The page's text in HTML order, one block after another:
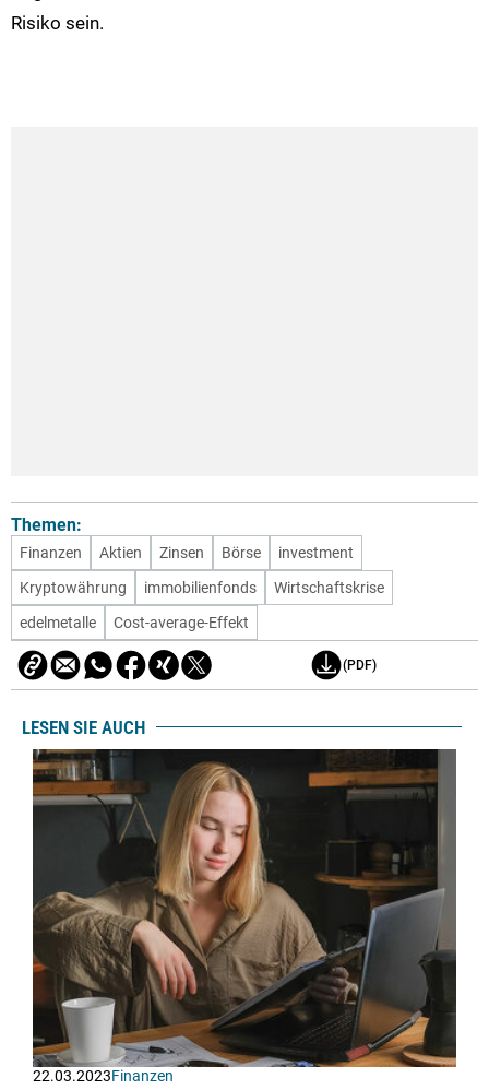
Risiko sein.
Themen:
Finanzen Aktien Zinsen Börse
investment
Kryptowährung
immobilienfonds
Wirtschaftskrise
edelmetalle
Cost-average-Effekt
(PDF)
LESEN SIE AUCH
22.03.2023Finanzen